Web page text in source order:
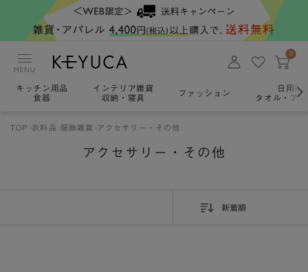
MENU
0
キッチン用品
食器
インテリア雑貨
収納・寝具
ファッション
日用雑
タオル・ア
TOP 衣料品 服飾雑貨 アクセサリー・その他
アクセサリー・その他
新着順